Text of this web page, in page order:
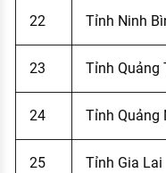
22 Tỉnh Ninh
23 Tỉnh Quảng
24 Tỉnh Quảng
25 Tỉnh Gia Lai